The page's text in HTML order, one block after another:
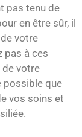
pas tenu de
en être sûr, il
votre
pas à ces
de votre
possible que
vos soins et